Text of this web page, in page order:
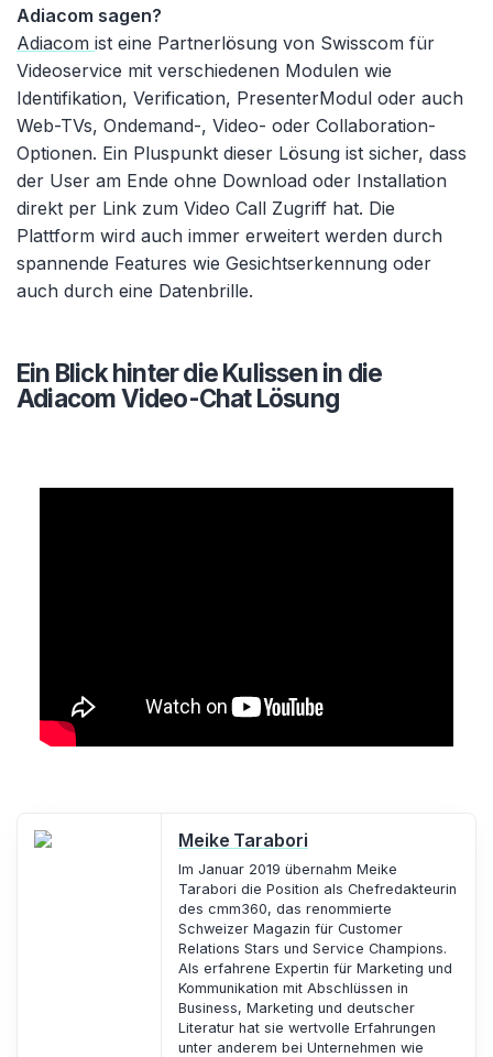
Adiacom sagen?
Adiacom ist eine Partnerlösung von Swisscom für
Videoservice mit verschiedenen Modulen wie
Identifikation, Verification, PresenterModul oder auch
Web-TVs, Ondemand-, Video- oder Collaboration-
Optionen. Ein Pluspunkt dieser Lösung ist sicher, dass
der User am Ende ohne Download oder Installation
direkt per Link zum Video Call Zugriff hat. Die
Plattform wird auch immer erweitert werden durch
spannende Features wie Gesichtserkennung oder
auch durch eine Datenbrille.
Ein Blick hinter die Kulissen in die
Adiacom Video-Chat Lösung
Meike Tarabori
Im Januar 2019 übernahm Meike
Tarabori die Position als Chefredakteurin
des cmm360, das renommierte
Schweizer Magazin für Customer
Relations Stars und Service Champions.
Als erfahrene Expertin für Marketing und
Kommunikation mit Abschlüssen in
Business, Marketing und deutscher
Literatur hat sie wertvolle Erfahrungen
unter anderem bei Unternehmen wie